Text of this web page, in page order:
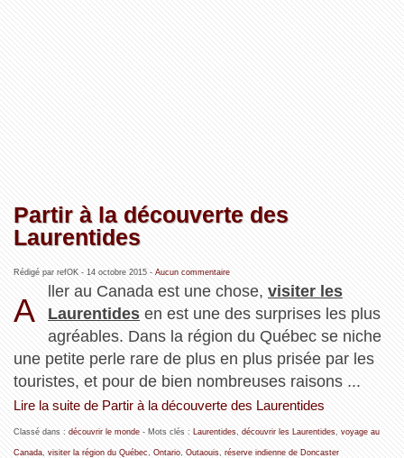
Partir à la découverte des
Laurentides
Rédigé par refOK - 14 octobre 2015- Aucun commentaire
A
ller au Canada est une chose,visiter les
Laurentides en est une des surprises les plus
agréables. Dans la région du Québec se niche
une petite perle rare de plus en plus prisée par les
touristes, et pour de bien nombreuses raisons ...
Lire la suite de Partir à la découverte des Laurentides
Classé dans : découvrir le monde- Mots clés : Laurentides, découvrir les Laurentides, voyage au
Canada, visiter la région du Québec Ontario, Outaouis, réserve indienne de Doncaster